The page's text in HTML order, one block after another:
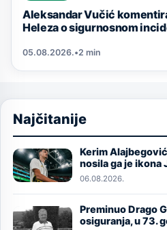
Aleksandar Vučić
Heleza o sigurnosnom
05.08.2026.•2 min
Najčitanije
Image
Kerim
nosila ga je ikona
06.08.2026.
Image
Preminuo Drago
osiguranja, u 73.